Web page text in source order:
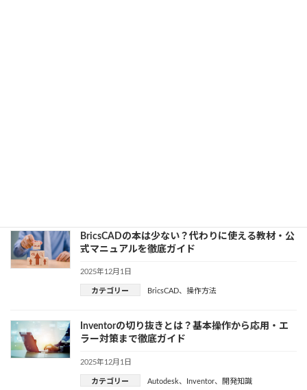
BricsCADの本は少ない？代わりに使える教材・公
式マニュアルを徹底ガイド
2025年12月1日
カテゴリー BricsCAD、 操作方法
Inventorの切り抜きとは？基本操作から応用・エ
ラー対策まで徹底ガイド
2025年12月1日
カテゴリー Autodesk、 Inventor、 開発知識